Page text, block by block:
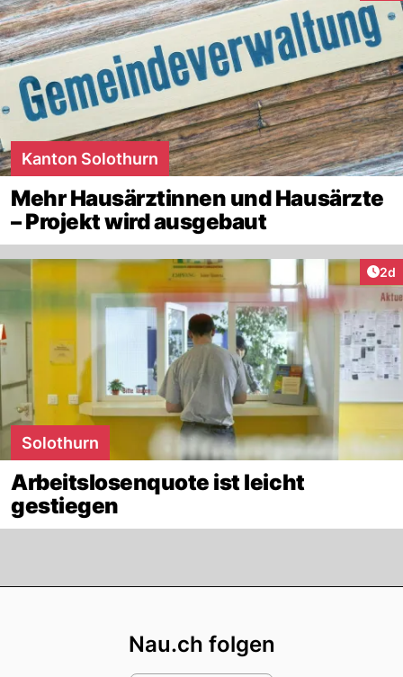
Kanton Solothurn
Mehr Hausärztinnen und Hausärzte
– Projekt wird ausgebaut
2d
Solothurn
Arbeitslosenquote ist leicht
gestiegen
Nau.ch folgen